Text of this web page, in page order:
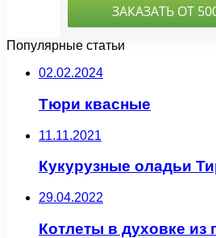
Популярные статьи
02.02.2024
Тюри квасные
11.11.2021
Кукурузные оладьи
29.04.2022
Котлеты в духовке из